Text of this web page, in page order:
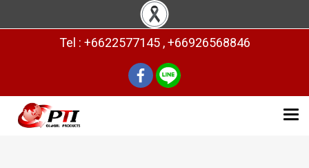
Tel : +6622577145 , +66926568846